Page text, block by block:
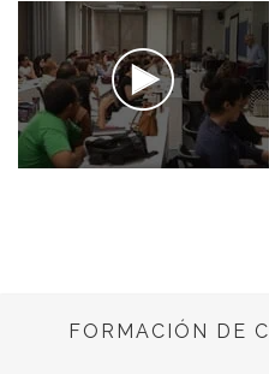
FORMACIÓN DE